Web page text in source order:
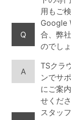
用もご
Q
Google
合、弊
のでし
A
TSクラ
ンでサ
にご案
せくださ
スタッ